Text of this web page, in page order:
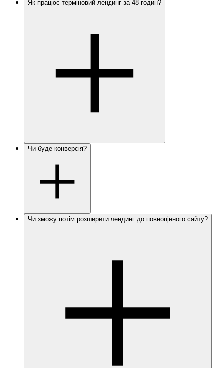
Як працює терміновий лендинг за 48 годин?
Чи буде конверсія?
Чи зможу потім розширити лендинг до повноцінного сайту?